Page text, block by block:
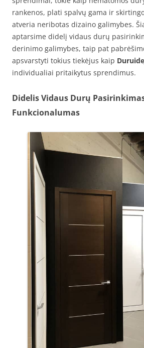
rankenos, plati spalvų gama ir
atveria neribotas dizaino galimybes.
aptarsime didelį vidaus durų
derinimo galimybes, taip pat
apsvarstyti tokius tiekėjus kaip
individualiai pritaikytus sprendimus.
Didelis Vidaus Durų
Funkcionalumas